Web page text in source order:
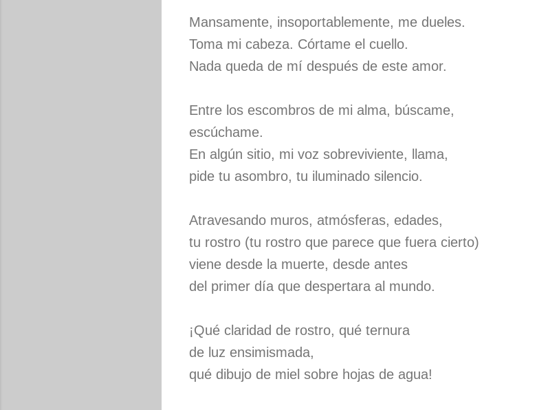
Mansamente, insoportablemente, me dueles.
Toma mi cabeza. Córtame el cuello.
Nada queda de mí después de este amor.
Entre los escombros de mi alma, búscame,
escúchame.
En algún sitio, mi voz sobreviviente, llama,
pide tu asombro, tu iluminado silencio.
Atravesando muros, atmósferas, edades,
tu rostro (tu rostro que parece que fuera cierto)
viene desde la muerte, desde antes
del primer día que despertara al mundo.
¡Qué claridad de rostro, qué ternura
de luz ensimismada,
qué dibujo de miel sobre hojas de agua!